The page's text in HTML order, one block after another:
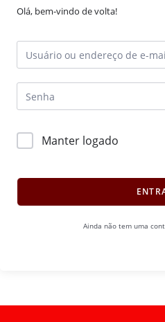
Olá, bem-vindo de volta!
Manter logado
Ainda não tem uma